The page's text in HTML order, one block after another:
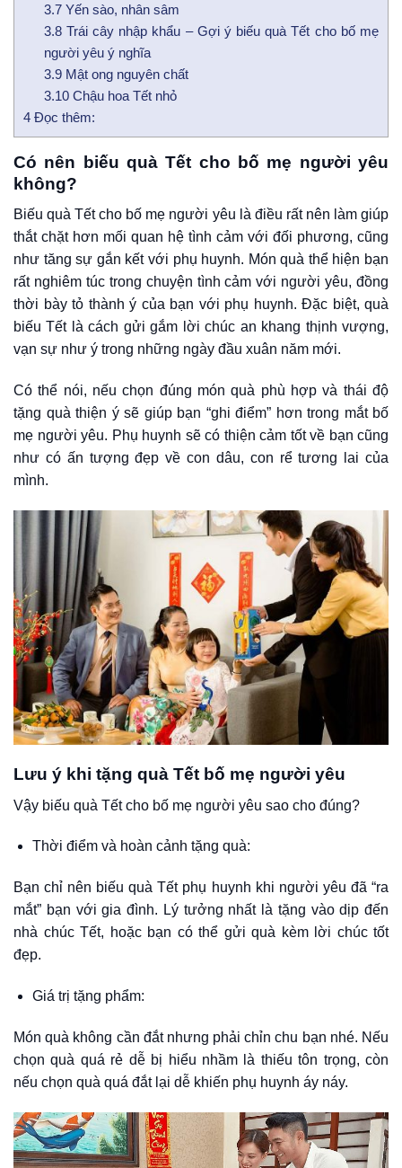
3.7Yến sào, nhân sâm
3.8Trái cây nhập khẩu – Gợi ý biếu quà Tết cho bố mẹ
người yêu ý nghĩa
3.9Mật ong nguyên chất
3.10Chậu hoa Tết nhỏ
4 Đọc thêm:
Có nên biếu quà Tết cho bố mẹ người yêu
không?
Biếu quà Tết cho bố mẹ người yêu là điều rất nên làm giúp
thắt chặt hơn mối quan hệ tình cảm với đối phương, cũng
như tăng sự gắn kết với phụ huynh. Món quà thể hiện bạn
rất nghiêm túc trong chuyện tình cảm với người yêu, đồng
thời bày tỏ thành ý của bạn với phụ huynh. Đặc biệt, quà
biếu Tết là cách gửi gắm lời chúc an khang thịnh vượng,
vạn sự như ý trong những ngày đầu xuân năm mới.
Có thể nói, nếu chọn đúng món quà phù hợp và thái độ
tặng quà thiện ý sẽ giúp bạn “ghi điểm” hơn trong mắt bố
mẹ người yêu. Phụ huynh sẽ có thiện cảm tốt về bạn cũng
như có ấn tượng đẹp về con dâu, con rể tương lai của
mình.
Lưu ý khi tặng quà Tết bố mẹ người yêu
Vậy biếu quà Tết cho bố mẹ người yêu sao cho đúng?
Thời điểm và hoàn cảnh tặng quà:
Bạn chỉ nên biếu quà Tết phụ huynh khi người yêu đã “ra
mắt” bạn với gia đình. Lý tưởng nhất là tặng vào dịp đến
nhà chúc Tết, hoặc bạn có thể gửi quà kèm lời chúc tốt
đẹp.
Giá trị tặng phẩm:
Món quà không cần đắt nhưng phải chỉn chu bạn nhé. Nếu
chọn quà quá rẻ dễ bị hiểu nhầm là thiếu tôn trọng, còn
nếu chọn quà quá đắt lại dễ khiến phụ huynh áy náy.